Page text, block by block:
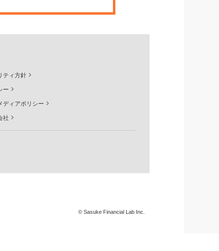
ティ方針
ー
ディアポリシー
社
© Sasuke Financial Lab Inc.